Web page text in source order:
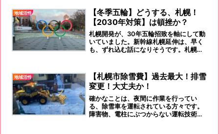
地域活性
【冬季五輪】どうする、札幌！
【2030年対策】は頓挫か？
札幌開発が、30年五輪招致を軸にして動
いていました。新幹線札幌延伸は、早く
も、ずれ込む話になりそうです。札幌駅
痛し痒しの話ですが…
地域活性
【札幌市除雪費】過去最大！排雪
変更！大丈夫か！
確かなことは、夜間に作業を行ってい
る、除雪車を運転されている方々です。
障害物、電柱にぶつからない運転技術に